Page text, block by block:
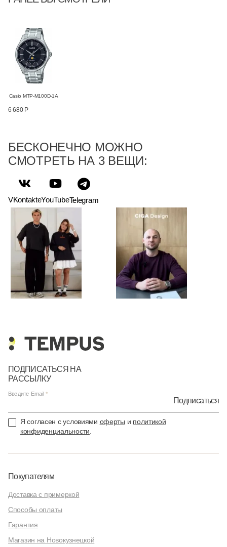
Casio MTP-M100D-1A
6 680 Р
БЕСКОНЕЧНО МОЖНО
СМОТРЕТЬ НА 3 ВЕЩИ:
VKontakteYouTubeTelegram
ПОДПИСАТЬСЯ НА
РАССЫЛКУ
Введите Email
Подписаться
Я согласен с условиями оферты и политикой
конфиденциальности.
Покупателям
Доставка с примеркой
Способы оплаты
Гарантия
Магазин на Новокузнецкой